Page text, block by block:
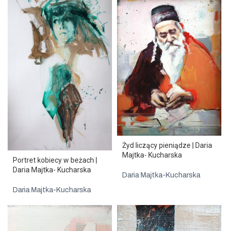
Portret kobiecy w beżach |
Daria Majtka- Kucharska
Daria Majtka-Kucharska
Żyd liczący pieniądze | Daria
Majtka- Kucharska
Daria Majtka-Kucharska